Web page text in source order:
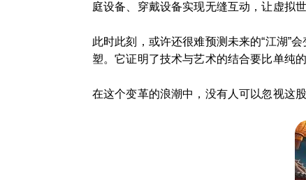
庭设备、穿戴设备实现无缝互动，让虚拟
此时此刻，或许还很难预测未来的“江湖”
塑。它证明了技术与艺术的结合要比单纯
在这个变革的浪潮中，没有人可以忽视这